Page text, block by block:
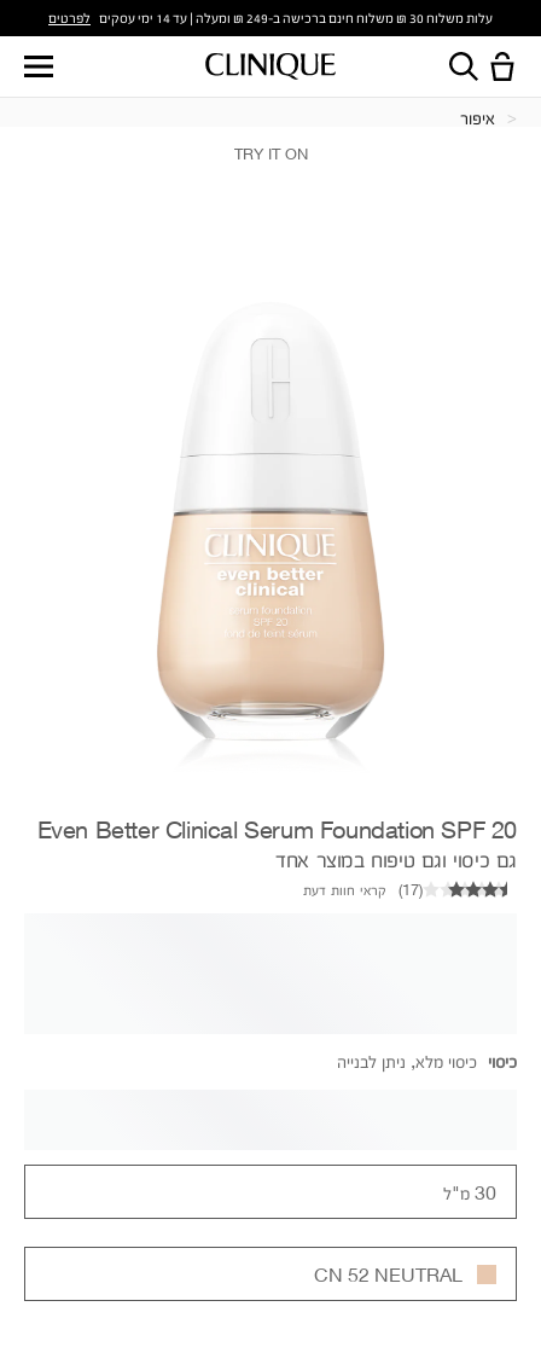
עלות משלוח 30 ₪ משלוח חינם ברכישה ב-249 ₪ ומעלה | עד 14 ימי עסקים לפרטים
איפור
TRY IT ON
Even Better Clinical Serum Foundation SPF 20
גם כיסוי וגם טיפוח במוצר אחד
(
17
) קראי חוות דעת
כיסוי כיסוי מלא, ניתן לבנייה
30 מ"ל
CN 52 NEUTRAL